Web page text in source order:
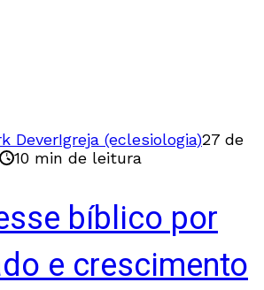
DeverIgreja (eclesiologia)27 de
10 min de leitura
bíblico por
e crescimento